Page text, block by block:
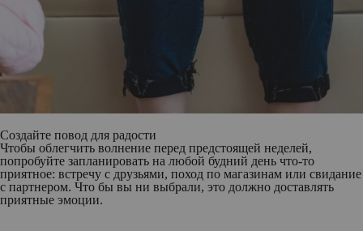
Создайте повод для радости
Чтобы облегчить волнение перед предстоящей неделей,
попробуйте запланировать на любой будний день что-то
приятное: встречу с друзьями, поход по магазинам или свидание
с партнером. Что бы вы ни выбрали, это должно доставлять
приятные эмоции.